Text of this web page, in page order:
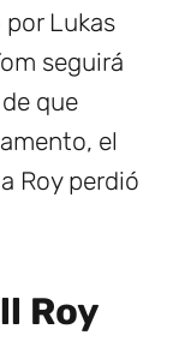
por Lukas
seguirá
que
el
Roy perdió
Roy